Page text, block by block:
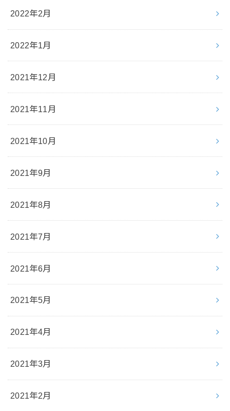
2022年2月
2022年1月
2021年12月
2021年11月
2021年10月
2021年9月
2021年8月
2021年7月
2021年6月
2021年5月
2021年4月
2021年3月
2021年2月